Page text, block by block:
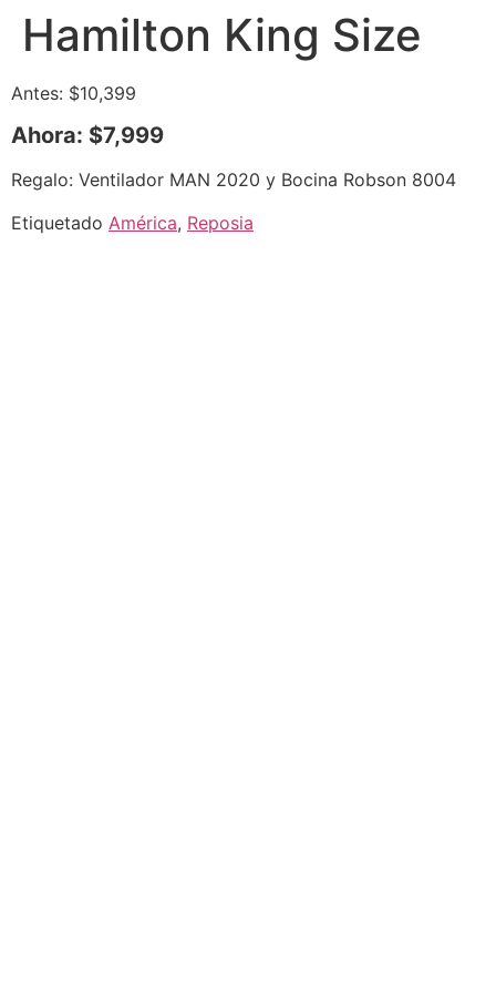
Hamilton King Size
Antes: $10,399
Ahora: $7,999
Regalo: Ventilador MAN 2020 y Bocina Robson 8004
Etiquetado América, Reposia